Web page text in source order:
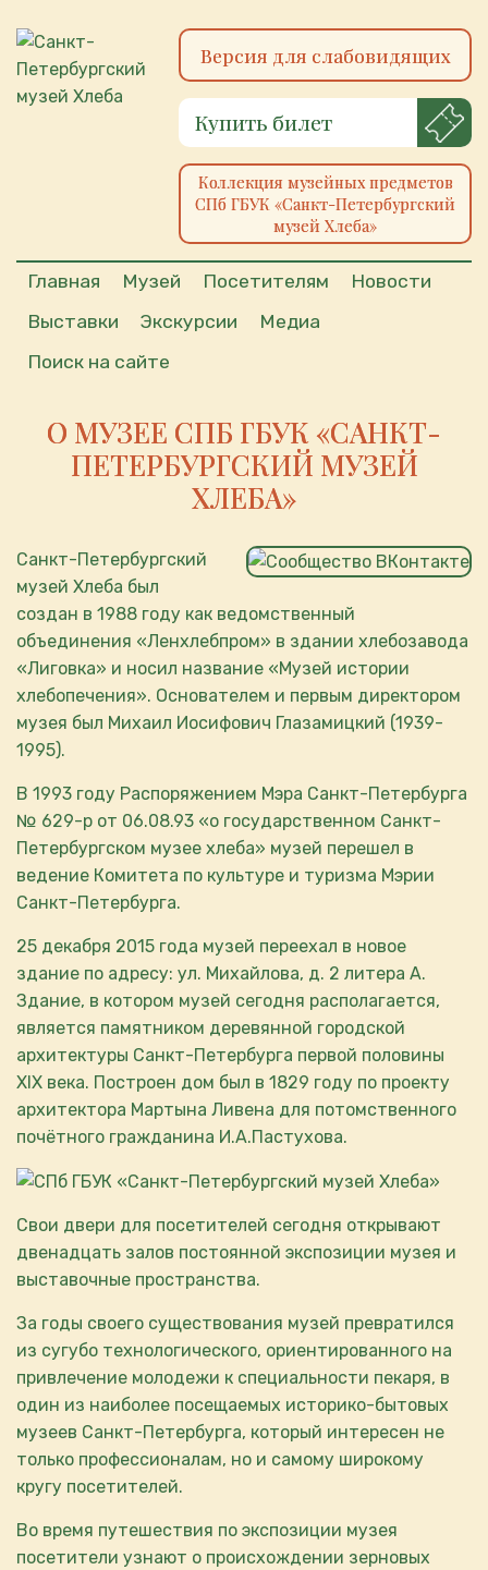
Версия для слабовидящих
Купить билет
Коллекция музейных предметов
СПб ГБУК «Санкт-Петербургский
музей Хлеба»
Главная Музей Посетителям
Новости
Выставки
Экскурсии
Медиа
Поиск на сайте
О МУЗЕЕ СПБ ГБУК «САНКТ-
ПЕТЕРБУРГСКИЙ МУЗЕЙ
ХЛЕБА»
Санкт-Петербургский
музей Хлеба был
создан в 1988 году как ведомственный
объединения «Ленхлебпром» в здании хлебозавода
«Лиговка» и носил название «Музей истории
хлебопечения». Основателем и первым директором
музея был Михаил Иосифович Глазамицкий (1939-
1995).
В 1993 году Распоряжением Мэра Санкт-Петербурга
№ 629-р от 06.08.93 «о государственном Санкт-
Петербургском музее хлеба» музей перешел в
ведение Комитета по культуре и туризма Мэрии
Санкт-Петербурга.
25 декабря 2015 года музей переехал в новое
здание по адресу: ул. Михайлова, д. 2 литера А.
Здание, в котором музей сегодня располагается,
является памятником деревянной городской
архитектуры Санкт-Петербурга первой половины
XIX века. Построен дом был в 1829 году по проекту
архитектора Мартына Ливена для потомственного
почётного гражданина И.А.Пастухова.
Свои двери для посетителей сегодня открывают
двенадцать залов постоянной экспозиции музея и
выставочные пространства.
За годы своего существования музей превратился
из сугубо технологического, ориентированного на
привлечение молодежи к специальности пекаря, в
один из наиболее посещаемых историко-бытовых
музеев Санкт-Петербурга, который интересен не
только профессионалам, но и самому широкому
кругу посетителей.
Во время путешествия по экспозиции музея
посетители узнают о происхождении зерновых